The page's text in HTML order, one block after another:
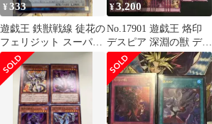
¥333
遊戯王 鉄獣戦線 徒花の
フェリジット スーパー
PHRA 1枚 烙印
¥3,200
No.17901 遊戯王 烙印
デスピア 深淵の獣 デッ
キパーツ